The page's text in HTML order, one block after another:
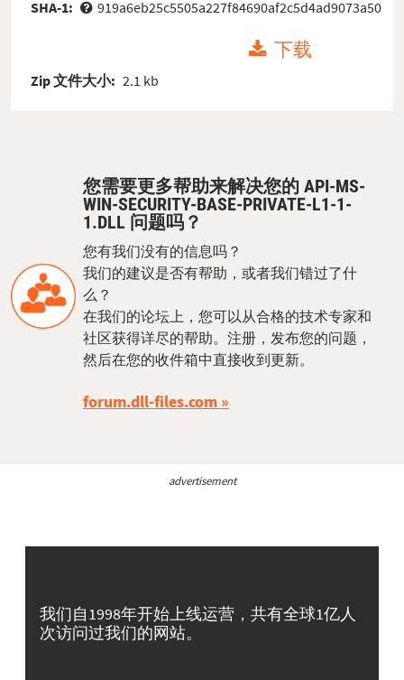
SHA-1:
919a6eb25c5505a227f84690af2c5d4ad9073a50
下载
Zip 文件大小: 2.1 kb
您需要更多帮助来解决您的 API-MS-
WIN-SECURITY-BASE-PRIVATE-L1-1-
1.DLL 问题吗？
您有我们没有的信息吗？
我们的建议是否有帮助，或者我们错过了什
么？
在我们的论坛上，您可以从合格的技术专家和
社区获得详尽的帮助。注册，发布您的问题，
然后在您的收件箱中直接收到更新。
forum.dll-files.com
advertisement
我们自1998年开始上线运营，共有全球1亿人
次访问过我们的网站。